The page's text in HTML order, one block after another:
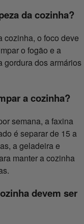
da cozinha?
cozinha, o foco deve
o fogão e a
gordura dos armários
a cozinha?
semana, a faxina
é separar de 15 a
a geladeira e
manter a cozinha
devem ser